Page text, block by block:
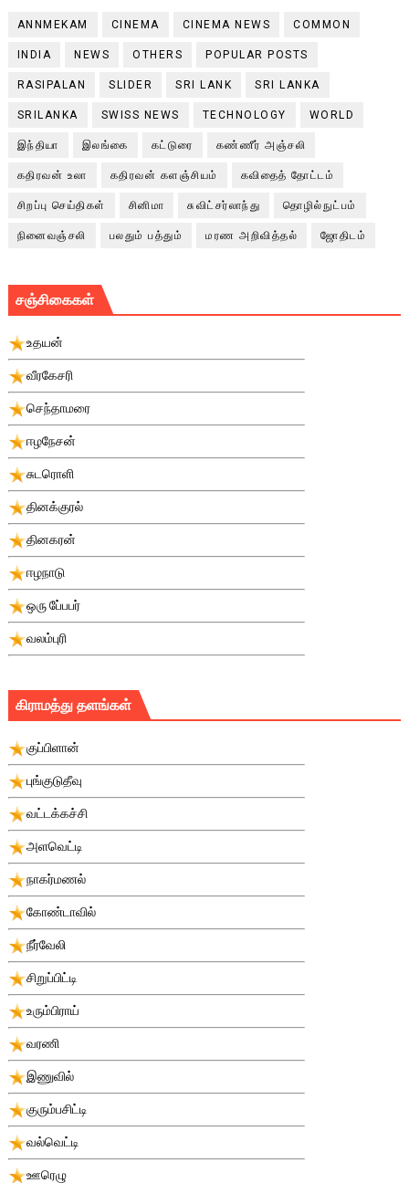
ANNMEKAM CINEMA CINEMA NEWS COMMON
INDIA NEWS OTHERS POPULAR POSTS
RASIPALAN SLIDER SRI LANK SRI LANKA
SRILANKA SWISS NEWS TECHNOLOGY WORLD
இந்தியா இலங்கை கட்டுரை கண்ணீர் அஞ்சலி
கதிரவன் உலா கதிரவன் களஞ்சியம் கவிதைத் தோட்டம்
சிறப்பு செய்திகள் சினிமா சுவிட்சர்லாந்து தொழில்நுட்பம்
நினைவஞ்சலி பலதும் பத்தும் மரண அறிவித்தல் ஜோதிடம்
சஞ்சிகைகள்
உதயன்
வீரகேசரி
செந்தாமரை
ஈழநேசன்
சுடரொளி
தினக்குரல்
தினகரன்
ஈழநாடு
ஒரு பே்பபர்
வலம்புரி
கிராமத்து தளங்கள்
குப்பிளான்
புங்குடுதீவு
வட்டக்கச்சி
அளவெட்டி
நாகர்மணல்
கோண்டாவில்
நீர்வேலி
சிறுப்பிட்டி
உரும்பிராய்
வரணி
இணுவில்
குரும்பசிட்டி
வல்வெட்டி
ஊரெழு